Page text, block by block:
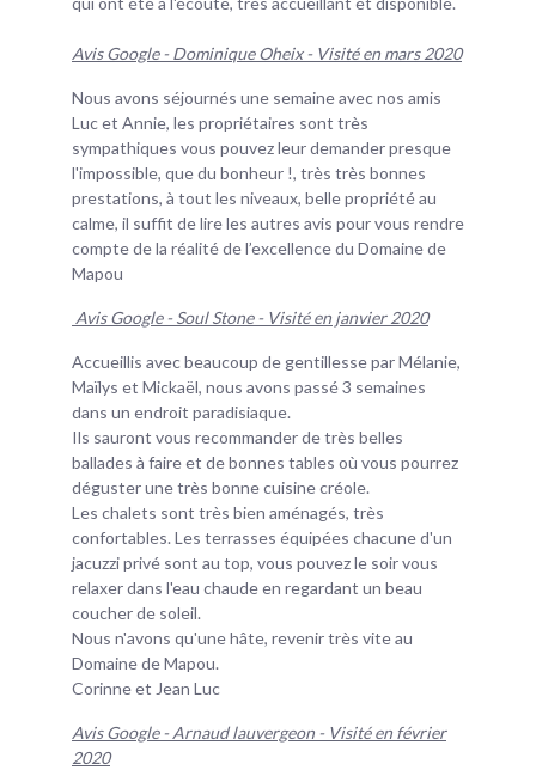
Avis Google - Dominique Oheix - Visité en mars 2020
Nous avons séjournés une semaine avec nos amis
Luc et Annie, les propriétaires sont très
sympathiques vous pouvez leur demander presque
l'impossible, que du bonheur !, très très bonnes
prestations, à tout les niveaux, belle propriété au
calme, il suffit de lire les autres avis pour vous rendre
compte de la réalité de l’excellence du Domaine de
Mapou
Avis Google - Soul Stone - Visité en janvier 2020
Accueillis avec beaucoup de gentillesse par Mélanie,
Maïlys et Mickaël, nous avons passé 3 semaines
dans un endroit paradisiaque.
Ils sauront vous recommander de très belles
ballades à faire et de bonnes tables où vous pourrez
déguster une très bonne cuisine créole.
Les chalets sont très bien aménagés, très
confortables. Les terrasses équipées chacune d'un
jacuzzi privé sont au top, vous pouvez le soir vous
relaxer dans l'eau chaude en regardant un beau
coucher de soleil.
Nous n'avons qu'une hâte, revenir très vite au
Domaine de Mapou.
Corinne et Jean Luc
Avis Google - Arnaud lauvergeon - Visité en février
2020